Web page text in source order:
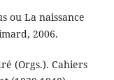
ou La naissance
2006.
(Orgs.). Cahiers